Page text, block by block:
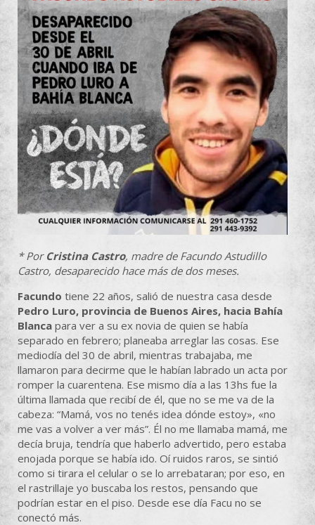
*Por Cristina Castro, madre de Facundo Astudillo
Castro, desaparecido hace más de dos meses.
Facundo tiene 22 años, salió de nuestra casa desde
Pedro Luro, provincia de Buenos Aires, hacia Bahía
Blanca para ver a su ex novia de quien se había
separado en febrero; planeaba arreglar las cosas. Ese
mediodía del 30 de abril, mientras trabajaba, me
llamaron para decirme que le habían labrado un acta por
romper la cuarentena. Ese mismo día a las 13hs fue la
última llamada que recibí de él, que no se me va de la
cabeza: “Mamá, vos no tenés idea dónde estoy», «no
me vas a volver a ver más”. Él no me llamaba mamá, me
decía bruja, tendría que haberlo advertido, pero estaba
enojada porque se había ido. Oí ruidos raros, se sintió
como si tirara el celular o se lo arrebataran; por eso, en
el rastrillaje yo buscaba los restos, pensando que
podrían estar en el piso. Desde ese día Facu no se
conectó más.